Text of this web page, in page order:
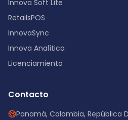
Innova Soft Lite
RetailsPOS
InnovaSync
Innova Analítica
Licenciamiento
Contacto
Panamá, Colombia, República